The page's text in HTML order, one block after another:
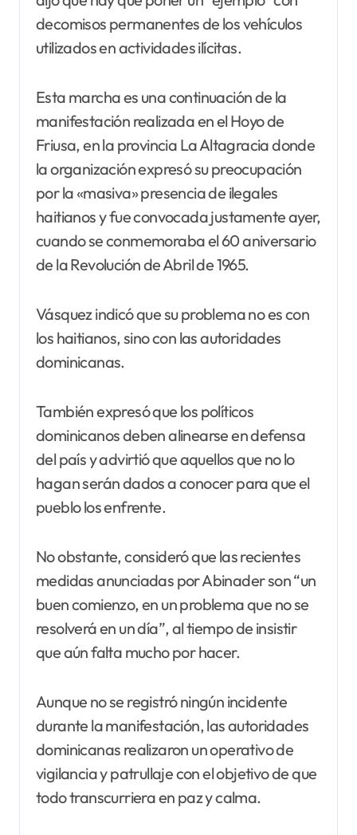
decomisos permanentes de los vehículos
utilizados en actividades ilícitas.
Esta marcha es una continuación de la
manifestación realizada en el Hoyo de
Friusa, en la provincia La Altagracia donde
la organización expresó su preocupación
por la «masiva» presencia de ilegales
haitianos y fue convocada justamente ayer,
cuando se conmemoraba el 60 aniversario
de la Revolución de Abril de 1965.
Vásquez indicó que su problema no es con
los haitianos, sino con las autoridades
dominicanas.
También expresó que los políticos
dominicanos deben alinearse en defensa
del país y advirtió que aquellos que no lo
hagan serán dados a conocer para que el
pueblo los enfrente.
No obstante, consideró que las recientes
medidas anunciadas por Abinader son “un
buen comienzo, en un problema que no se
resolverá en un día”, al tiempo de insistir
que aún falta mucho por hacer.
Aunque no se registró ningún incidente
durante la manifestación, las autoridades
dominicanas realizaron un operativo de
vigilancia y patrullaje con el objetivo de que
todo transcurriera en paz y calma.